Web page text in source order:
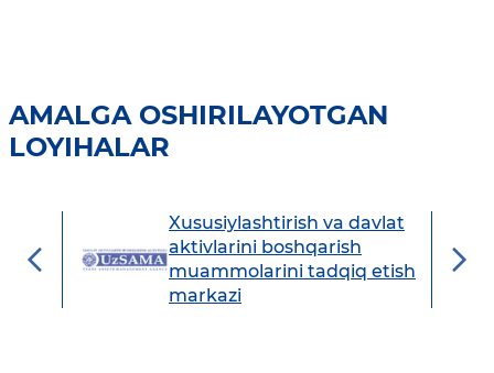
AMALGA OSHIRILAYOTGAN
LOYIHALAR
Xususiylashtirish va davlat
aktivlarini boshqarish
muammolarini tadqiq etish
markazi